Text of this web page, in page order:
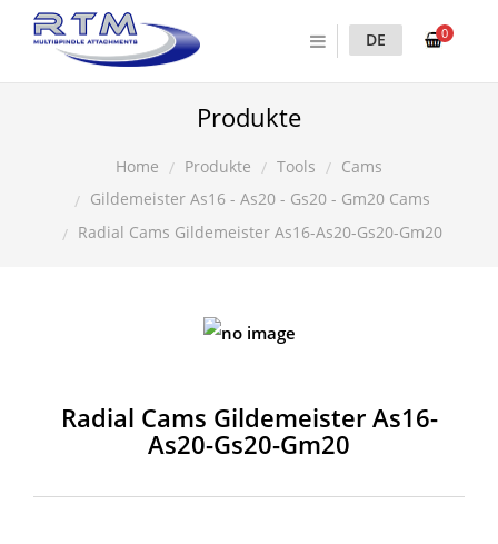
0
DE
Produkte
Home Produkte Tools
Cams
Gildemeister As16 - As20 - Gs20 - Gm20 Cams
Radial Cams Gildemeister As16-As20-Gs20-Gm20
Radial Cams Gildemeister As16-
As20-Gs20-Gm20